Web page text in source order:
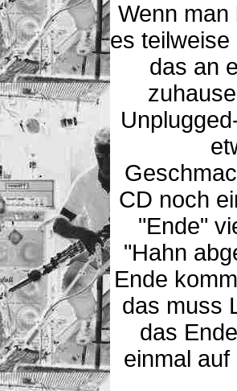
Wenn man
es
das an
CD noch
"Ende"
"Hahn
Ende
das muss
das
einmal